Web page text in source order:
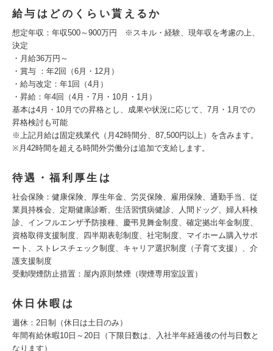
給与はどのくらい貰えるか
想定年収：年収500～900万円 ※スキル・経験、現年収を考慮の上、
決定
・月給36万円～
・賞与 ：年2回（6月・12月）
・給与改定：年1回（4月）
・昇給：年4回（4月・7月・10月・1月）
基本は4月・10月での昇格とし、成果や状況に応じて、7月・1月での
昇格検討も可能
※上記月給は固定残業代（月42時間分、87,500円以上）を含みます。
※月42時間を超える時間外労働分は追加で支給します。
待遇・福利厚生は
社会保険：健康保険、厚⽣年⾦、労災保険、雇⽤保険、通勤手当、従
業員持株会、定期健康診断、生活習慣病健診、人間ドッグ、婦人科検
診、インフルエンザ予防接種、慶弔見舞金制度、確定拠出年金制度、
資格取得支援制度、四半期表彰制度、社宅制度、マイホーム購入サポ
ート、ストレスチェック制度、キャリア選択制度（子育て支援）、介
護支援制度
受動喫煙防⽌措置：屋内原則禁煙（喫煙専⽤室設置）
休日休暇は
週休：2日制（休日は土日のみ）
年間有給休暇10日～20日（下限日数は、入社半年経過後の付与日数と
なります）